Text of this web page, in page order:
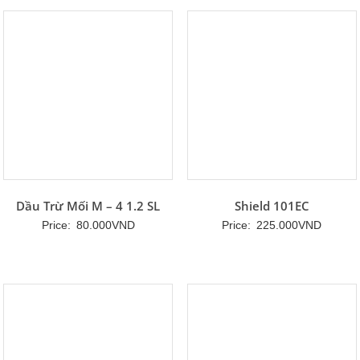
Dầu Trừ Mối M – 4 1.2 SL
Price: 80.000VND
Shield 101EC
Price: 225.000VND